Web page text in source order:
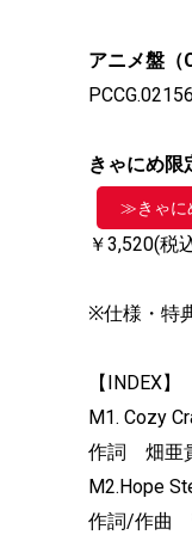
アニメ盤（
きゃにめ限
≫きゃに
￥3,520(税
※仕様・特
【INDEX】
M1. Cozy
作詞 畑亜
M2.Hope
作詞/作